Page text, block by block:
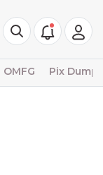
OMFG Pix Dump